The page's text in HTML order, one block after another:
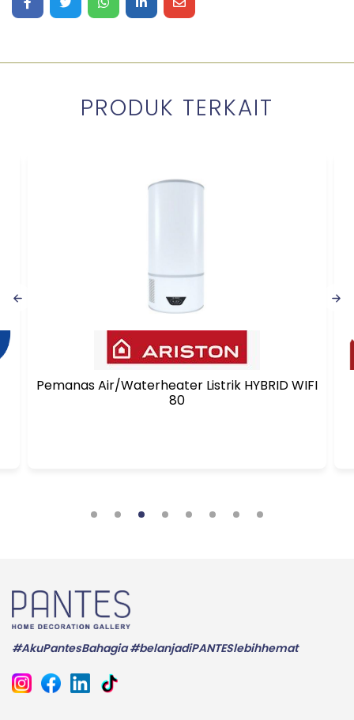
Share on Facebook
Share on Twitter
Share on WhatsApp
Share on LinkedIn
Share on Mail
PRODUK TERKAIT
Pemanas Air/Waterheater Listrik HYBRID WIFI
80
#AkuPantesBahagia #belanjadiPANTESlebihhemat